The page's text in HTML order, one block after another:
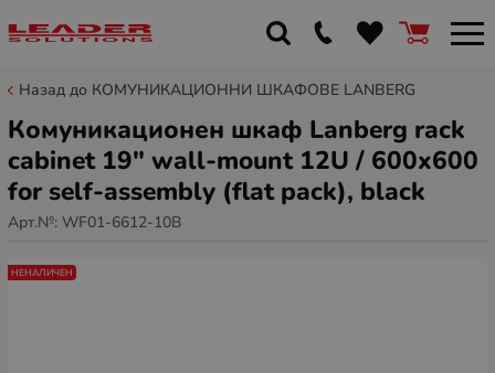
Назад до КОМУНИКАЦИОННИ ШКАФОВЕ LANBERG
Комуникационен шкаф Lanberg rack
cabinet 19" wall-mount 12U / 600x600
for self-assembly (flat pack), black
Арт.№: WF01-6612-10B
НЕНАЛИЧЕН